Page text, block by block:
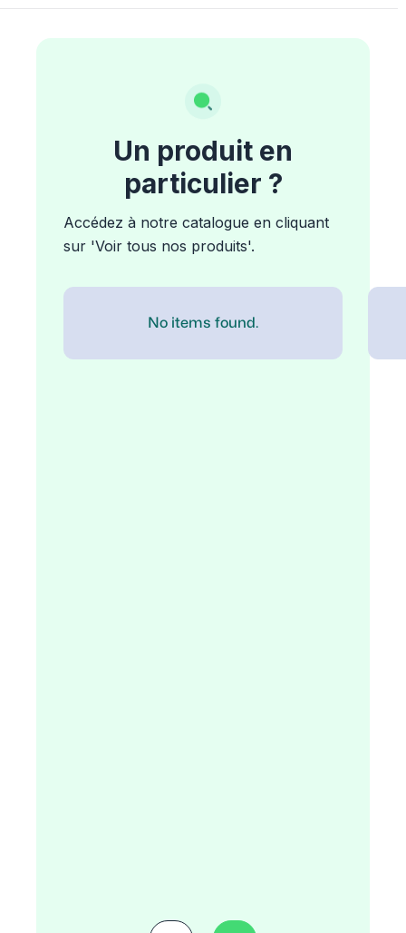
Un produit en
particulier ?
Accédez à notre catalogue en cliquant
sur 'Voir tous nos produits'.
No items found.